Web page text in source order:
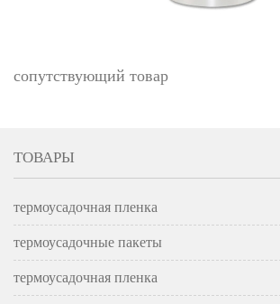
сопутствующий товар
ТОВАРЫ
термоусадочная пленка
термоусадочные пакеты
термоусадочная пленка